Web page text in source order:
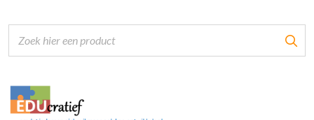
naar
inhoud